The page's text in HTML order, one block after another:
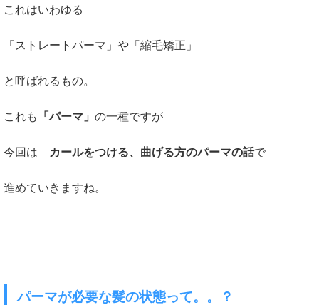
これはいわゆる
「ストレートパーマ」や「縮毛矯正」
と呼ばれるもの。
これも 「パーマ」 の一種ですが
今回は カールをつける、曲げる方のパーマの話で
進めていきますね。
パーマが必要な髪の状態って。。？